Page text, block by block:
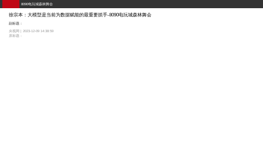
8090电玩城森林舞会
徐宗本：大模型是当前为数据赋能的最重要抓手-8090电玩城森林舞会
副标题：
央视网 | 2023-12-09 14:38:59
原标题：